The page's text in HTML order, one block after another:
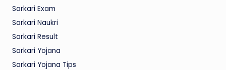
Sarkari Exam
Sarkari Naukri
Sarkari Result
Sarkari Yojana
Sarkari Yojana Tips